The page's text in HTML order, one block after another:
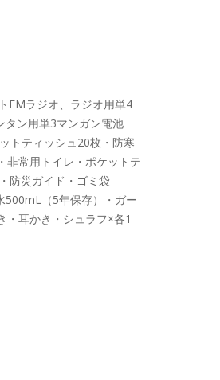
FMラジオ、ラジオ用単4
タン用単3マンガン電池
トティッシュ20枚・防寒
非常用トイレ・ポケットテ
防災ガイド・ゴミ袋
500mL（5年保存）・ガー
・耳かき・シュラフ×各1